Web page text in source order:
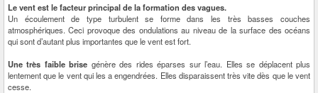
Le vent est le facteur principal de la formation des vagues.
Un écoulement de type turbulent se forme dans les très basses couches
atmosphériques. Ceci provoque des ondulations au niveau de la surface des océans
qui sont d’autant plus importantes que le vent est fort.
Une très faible brise génère des rides éparses sur l’eau. Elles se déplacent plus
lentement que le vent qui les a engendrées. Elles disparaissent très vite dès que le vent
cesse.